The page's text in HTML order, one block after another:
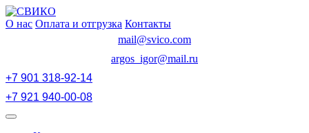
Перейти
к
О нас Оплата и отгрузка Контакты
mail@svico.com
argos_igor@mail.ru
+7 901 318-92-14
+7 921 940-00-08
Открыть